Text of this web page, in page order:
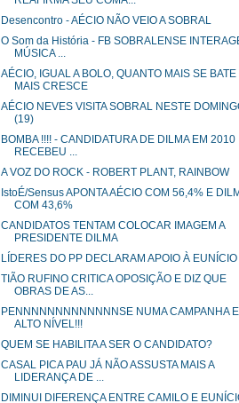
Desencontro - AÉCIO NÃO VEIO A SOBRAL
O Som da História - FB SOBRALENSE
MÚSICA ...
AÉCIO, IGUAL A BOLO, QUANTO MAIS SE BATE
MAIS CRESCE
AÉCIO NEVES VISITA SOBRAL NESTE
(19)
BOMBA !!!! - CANDIDATURA DE DILMA EM 2010
RECEBEU ...
A VOZ DO ROCK - ROBERT PLANT, RAINBOW
IstoÉ/Sensus APONTA AÉCIO COM 56,4% E
COM 43,6%
CANDIDATOS TENTAM COLOCAR IMAGEM A
PRESIDENTE DILMA
LÍDERES DO PP DECLARAM APOIO À EUNÍCIO
TIÃO RUFINO CRITICA OPOSIÇÃO E DIZ QUE
OBRAS DE AS...
PENNNNNNNNNNNNNSE NUMA CAMPANHA
ALTO NÍVEL!!!
QUEM SE HABILITA A SER O CANDIDATO?
CASAL PICA PAU JÁ NÃO ASSUSTA MAIS A
LIDERANÇA DE ...
DIMINUI DIFERENÇA ENTRE CAMILO E